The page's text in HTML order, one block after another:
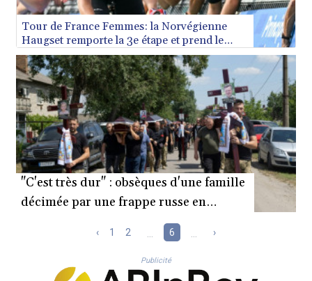
Tour de France Femmes: la Norvégienne
Haugset remporte la 3e étape et prend le
maillot jaune
"C'est très dur" : obsèques d'une famille
décimée par une frappe russe en
‹ 1 2 6 ›
Publicité